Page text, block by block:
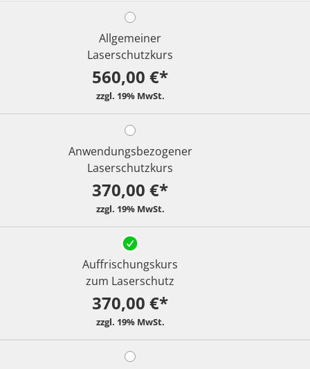
Allgemeiner
Laserschutzkurs
560,00 €*
Anwendungsbezogener
Laserschutzkurs
370,00 €*
Auffrischungskurs
zum Laserschutz
370,00 €*